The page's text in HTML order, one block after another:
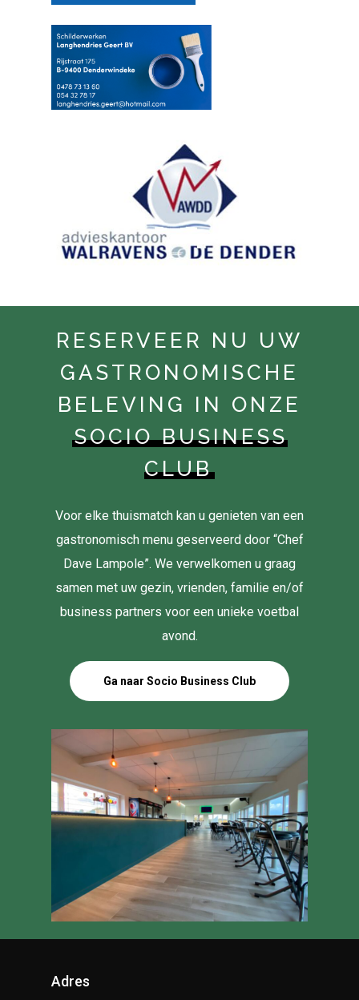
RESERVEER NU UW
GASTRONOMISCHE
BELEVING IN ONZE
SOCIO BUSINESS
CLUB
Voor elke thuismatch kan u genieten van een
gastronomisch menu geserveerd door “Chef
Dave Lampole”. We verwelkomen u graag
samen met uw gezin, vrienden, familie en/of
business partners voor een unieke voetbal
avond.
Ga naar Socio Business Club
Adres